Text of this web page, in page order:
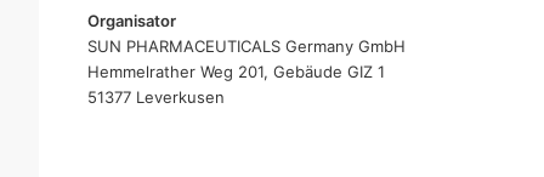
Organisator
SUN PHARMACEUTICALS Germany GmbH
Hemmelrather Weg 201, Gebäude GIZ 1
51377 Leverkusen